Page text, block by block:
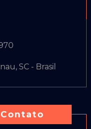
SC - Brasil